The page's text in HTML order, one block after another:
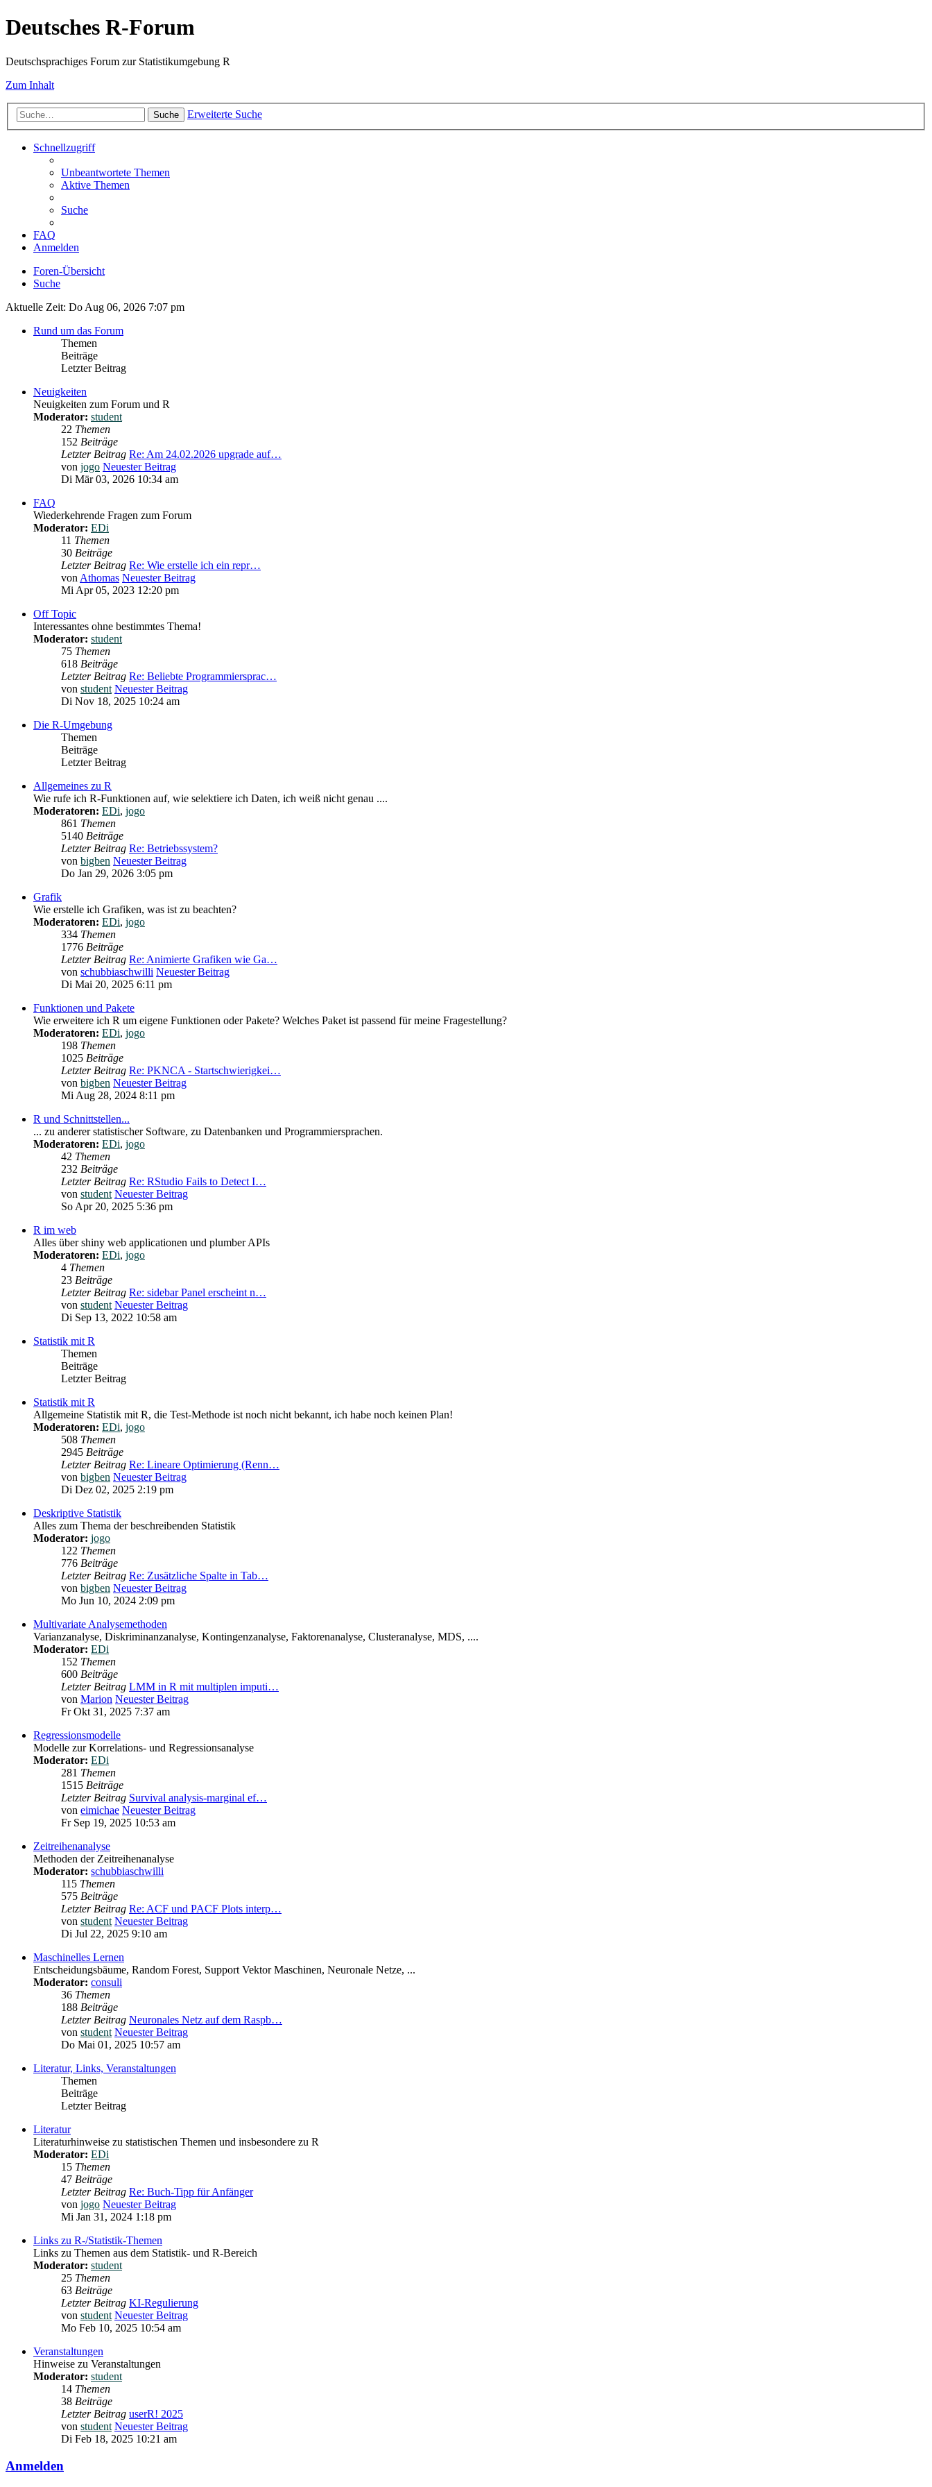
Deutsches R-Forum
Deutschsprachiges Forum zur Statistikumgebung R
Zum Inhalt
Suche Erweiterte Suche
Schnellzugriff
Unbeantwortete Themen
Aktive Themen
Suche
FAQ
Anmelden
Foren-Übersicht
Suche
Aktuelle Zeit: Do Aug 06, 2026 7:07 pm
Rund um das Forum
Themen
Beiträge
Letzter Beitrag
Neuigkeiten
Neuigkeiten zum Forum und R
Moderator: student
22 Themen
152 Beiträge
Letzter Beitrag Re: Am 24.02.2026 upgrade auf…
von jogo Neuester Beitrag
Di Mär 03, 2026 10:34 am
FAQ
Wiederkehrende Fragen zum Forum
Moderator: EDi
11 Themen
30 Beiträge
Letzter Beitrag Re: Wie erstelle ich ein repr…
vonAthomas Neuester Beitrag
Mi Apr 05, 2023 12:20 pm
Off Topic
Interessantes ohne bestimmtes Thema!
Moderator: student
75 Themen
618 Beiträge
Letzter Beitrag Re: Beliebte Programmiersprac…
von student Neuester Beitrag
Di Nov 18, 2025 10:24 am
Die R-Umgebung
Themen
Beiträge
Letzter Beitrag
Allgemeines zu R
Wie rufe ich R-Funktionen auf, wie selektiere ich Daten, ich weiß nicht genau ....
Moderatoren: EDi, jogo
861 Themen
5140 Beiträge
Letzter Beitrag Re: Betriebssystem?
von bigben Neuester Beitrag
Do Jan 29, 2026 3:05 pm
Grafik
Wie erstelle ich Grafiken, was ist zu beachten?
Moderatoren: EDi, jogo
334 Themen
1776 Beiträge
Letzter Beitrag Re: Animierte Grafiken wie Ga…
von schubbiaschwilli Neuester Beitrag
Di Mai 20, 2025 6:11 pm
Funktionen und Pakete
Wie erweitere ich R um eigene Funktionen oder Pakete? Welches Paket ist passend für meine Fragestellung?
Moderatoren: EDi, jogo
198 Themen
1025 Beiträge
Letzter Beitrag Re: PKNCA - Startschwierigkei…
von bigben Neuester Beitrag
Mi Aug 28, 2024 8:11 pm
R und Schnittstellen...
... zu anderer statistischer Software, zu Datenbanken und Programmiersprachen.
Moderatoren: EDi, jogo
42 Themen
232 Beiträge
Letzter Beitrag Re: RStudio Fails to Detect I…
von student Neuester Beitrag
So Apr 20, 2025 5:36 pm
R im web
Alles über shiny web applicationen und plumber APIs
Moderatoren: EDi, jogo
4 Themen
23 Beiträge
Letzter Beitrag Re: sidebar Panel erscheint n…
von student Neuester Beitrag
Di Sep 13, 2022 10:58 am
Statistik mit R
Themen
Beiträge
Letzter Beitrag
Statistik mit R
Allgemeine Statistik mit R, die Test-Methode ist noch nicht bekannt, ich habe noch keinen Plan!
Moderatoren: EDi, jogo
508 Themen
2945 Beiträge
Letzter Beitrag Re: Lineare Optimierung (Renn…
von bigben Neuester Beitrag
Di Dez 02, 2025 2:19 pm
Deskriptive Statistik
Alles zum Thema der beschreibenden Statistik
Moderator: jogo
122 Themen
776 Beiträge
Letzter Beitrag Re: Zusätzliche Spalte in Tab…
von bigben Neuester Beitrag
Mo Jun 10, 2024 2:09 pm
Multivariate Analysemethoden
Varianzanalyse, Diskriminanzanalyse, Kontingenzanalyse, Faktorenanalyse, Clusteranalyse, MDS, ....
Moderator: EDi
152 Themen
600 Beiträge
Letzter Beitrag LMM in R mit multiplen imputi…
von Marion Neuester Beitrag
Fr Okt 31, 2025 7:37 am
Regressionsmodelle
Modelle zur Korrelations- und Regressionsanalyse
Moderator: EDi
281 Themen
1515 Beiträge
Letzter Beitrag Survival analysis-marginal ef…
von eimichae Neuester Beitrag
Fr Sep 19, 2025 10:53 am
Zeitreihenanalyse
Methoden der Zeitreihenanalyse
Moderator: schubbiaschwilli
115 Themen
575 Beiträge
Letzter Beitrag Re: ACF und PACF Plots interp…
von student Neuester Beitrag
Di Jul 22, 2025 9:10 am
Maschinelles Lernen
Entscheidungsbäume, Random Forest, Support Vektor Maschinen, Neuronale Netze, ...
Moderator: consuli
36 Themen
188 Beiträge
Letzter Beitrag Neuronales Netz auf dem Raspb…
von student Neuester Beitrag
Do Mai 01, 2025 10:57 am
Literatur, Links, Veranstaltungen
Themen
Beiträge
Letzter Beitrag
Literatur
Literaturhinweise zu statistischen Themen und insbesondere zu R
Moderator: EDi
15 Themen
47 Beiträge
Letzter Beitrag Re: Buch-Tipp für Anfänger
von jogo Neuester Beitrag
Mi Jan 31, 2024 1:18 pm
Links zu R-/Statistik-Themen
Links zu Themen aus dem Statistik- und R-Bereich
Moderator: student
25 Themen
63 Beiträge
Letzter Beitrag KI-Regulierung
von student Neuester Beitrag
Mo Feb 10, 2025 10:54 am
Veranstaltungen
Hinweise zu Veranstaltungen
Moderator: student
14 Themen
38 Beiträge
Letzter Beitrag userR! 2025
von student Neuester Beitrag
Di Feb 18, 2025 10:21 am
Anmelden